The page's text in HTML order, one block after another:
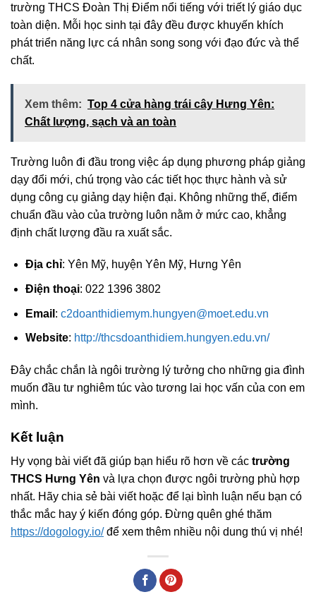
trường THCS Đoàn Thị Điểm nổi tiếng với triết lý giáo dục
toàn diện. Mỗi học sinh tại đây đều được khuyến khích
phát triển năng lực cá nhân song song với đạo đức và thể
chất.
Xem thêm: Top 4 cửa hàng trái cây Hưng Yên:
Chất lượng, sạch và an toàn
Trường luôn đi đầu trong việc áp dụng phương pháp giảng
dạy đổi mới, chú trọng vào các tiết học thực hành và sử
dụng công cụ giảng dạy hiện đại. Không những thế, điểm
chuẩn đầu vào của trường luôn nằm ở mức cao, khẳng
định chất lượng đầu ra xuất sắc.
Địa chỉ: Yên Mỹ, huyện Yên Mỹ, Hưng Yên
Điện thoại: 022 1396 3802
Email : c2doanthidiemym.hungyen@moet.edu.vn
Website: http://thcsdoanthidiem.hungyen.edu.vn/
Đây chắc chắn là ngôi trường lý tưởng cho những gia đình
muốn đầu tư nghiêm túc vào tương lai học vấn của con em
mình.
Kết luận
Hy vọng bài viết đã giúp bạn hiểu rõ hơn về các trường
THCS Hưng Yên và lựa chọn được ngôi trường phù hợp
nhất. Hãy chia sẻ bài viết hoặc để lại bình luận nếu bạn có
thắc mắc hay ý kiến đóng góp. Đừng quên ghé thăm
https://dogology.io/ để xem thêm nhiều nội dung thú vị nhé!